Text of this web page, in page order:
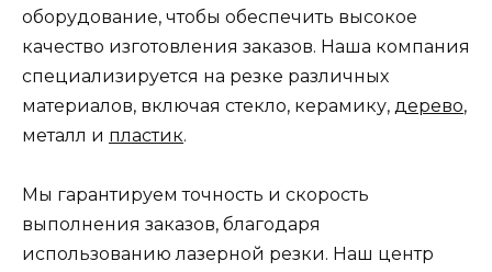
оборудование, чтобы обеспечить высокое
качество изготовления заказов. Наша компания
специализируется на резке различных
материалов, включая стекло, керамику, дерево,
металл и пластик.
Мы гарантируем точность и скорость
выполнения заказов, благодаря
использованию лазерной резки. Наш центр